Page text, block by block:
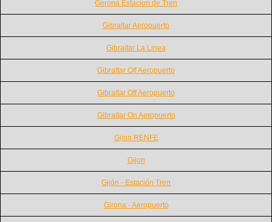
Gerona Estacion de Tren
Gibraltar Aeropuerto
Gibraltar La Linea
Gibraltar Off Aeropuerto
Gibraltar Off Aeropuerto
Gibraltar On Aeropuerto
Gijon RENFE
Gijon
Gijón - Estación Tren
Girona - Aeropuerto